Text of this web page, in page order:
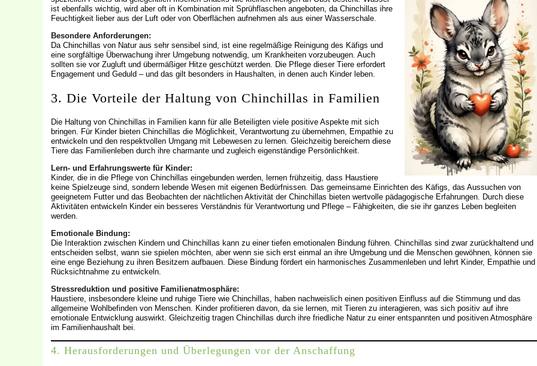
ist ebenfalls wichtig, wird aber oft in Kombination mit Sprühflaschen angeboten, da Chinchillas ihre
Feuchtigkeit lieber aus der Luft oder von Oberflächen aufnehmen als aus einer Wasserschale.
Besondere Anforderungen:
Da Chinchillas von Natur aus sehr sensibel sind, ist eine regelmäßige Reinigung des Käfigs und
eine sorgfältige Überwachung ihrer Umgebung notwendig, um Krankheiten vorzubeugen. Auch
sollten sie vor Zugluft und übermäßiger Hitze geschützt werden. Die Pflege dieser Tiere erfordert
Engagement und Geduld – und das gilt besonders in Haushalten, in denen auch Kinder leben.
3. Die Vorteile der Haltung von Chinchillas in Familien
Die Haltung von Chinchillas in Familien kann für alle Beteiligten viele positive Aspekte mit sich
bringen. Für Kinder bieten Chinchillas die Möglichkeit, Verantwortung zu übernehmen, Empathie zu
entwickeln und den respektvollen Umgang mit Lebewesen zu lernen. Gleichzeitig bereichern diese
Tiere das Familienleben durch ihre charmante und zugleich eigenständige Persönlichkeit.
Lern- und Erfahrungswerte für Kinder:
Kinder, die in die Pflege von Chinchillas eingebunden werden, lernen frühzeitig, dass Haustiere
keine Spielzeuge sind, sondern lebende Wesen mit eigenen Bedürfnissen. Das gemeinsame Einrichten des Käfigs, das Aussuchen von
geeignetem Futter und das Beobachten der nächtlichen Aktivität der Chinchillas bieten wertvolle pädagogische Erfahrungen. Durch diese
Aktivitäten entwickeln Kinder ein besseres Verständnis für Verantwortung und Pflege – Fähigkeiten, die sie ihr ganzes Leben begleiten
werden.
Emotionale Bindung:
Die Interaktion zwischen Kindern und Chinchillas kann zu einer tiefen emotionalen Bindung führen. Chinchillas sind zwar zurückhaltend und
entscheiden selbst, wann sie spielen möchten, aber wenn sie sich erst einmal an ihre Umgebung und die Menschen gewöhnen, können sie
eine enge Beziehung zu ihren Besitzern aufbauen. Diese Bindung fördert ein harmonisches Zusammenleben und lehrt Kinder, Empathie und
Rücksichtnahme zu entwickeln.
Stressreduktion und positive Familienatmosphäre:
Haustiere, insbesondere kleine und ruhige Tiere wie Chinchillas, haben nachweislich einen positiven Einfluss auf die Stimmung und das
allgemeine Wohlbefinden von Menschen. Kinder profitieren davon, da sie lernen, mit Tieren zu interagieren, was sich positiv auf ihre
emotionale Entwicklung auswirkt. Gleichzeitig tragen Chinchillas durch ihre friedliche Natur zu einer entspannten und positiven Atmosphäre
im Familienhaushalt bei.
4. Herausforderungen und Überlegungen vor der Anschaffung